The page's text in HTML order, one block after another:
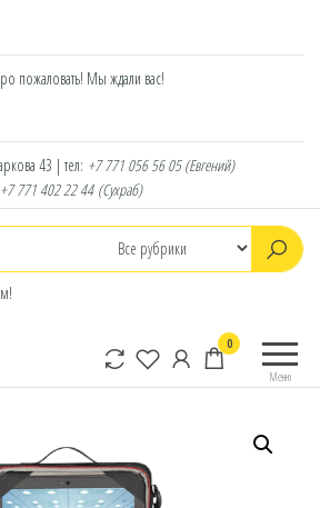
пожаловать! Мы ждали вас!
43 | тел: +7 771 056 56 05(Евгений)
+7 771 402 22 44(Сухраб)
Меню
0